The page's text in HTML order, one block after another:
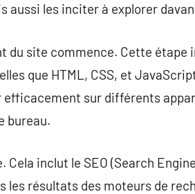
aussi les inciter à explorer
du site commence. Cette étape
que HTML, CSS, et
sur différents
bureau.
inclut le SEO (Search
résultats des moteurs de